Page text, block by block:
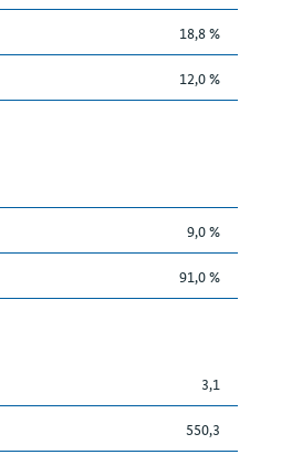
18,8 %
12,0 %
9,0 %
91,0 %
3,1
550,3